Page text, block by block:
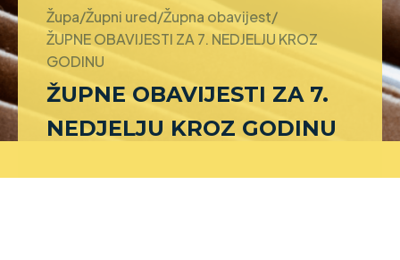
Župa/Župni ured/Župna obavijest/
ŽUPNE OBAVIJESTI ZA 7. NEDJELJU KROZ
GODINU
ŽUPNE OBAVIJESTI ZA 7.
NEDJELJU KROZ GODINU